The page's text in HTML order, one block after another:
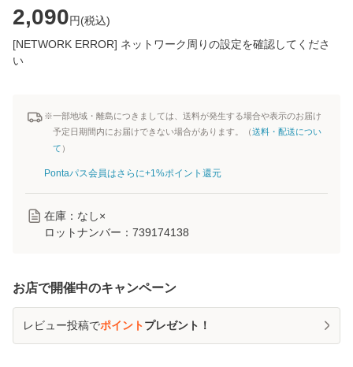
2,090円(税込)
[NETWORK ERROR] ネットワーク周りの設定を確認してくださ
い
※一部地域・離島につきましては、送料が発生する場合や表示のお届け
予定日期間内にお届けできない場合があります。（送料・配送につい
て ）
Pontaパス会員はさらに+1%ポイント還元
在庫：なし×
ロットナンバー： 739174138
お店で開催中のキャンペーン
レビュー投稿でポイントプレゼント！